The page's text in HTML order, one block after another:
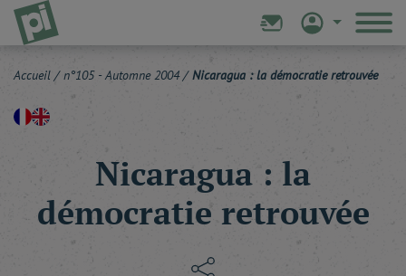
Accueil / n°105 - Automne 2004/ Nicaragua : la démocratie retrouvée
Nicaragua : la
démocratie retrouvée